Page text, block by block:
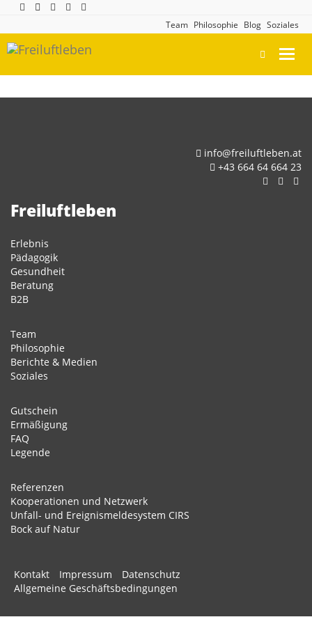
Soziales
Blog
Philosophie
Team
info@freiluftleben.at
+43 664 64 664 23
Freiluftleben
Erlebnis
Pädagogik
Gesundheit
Beratung
B2B
Team
Philosophie
Berichte & Medien
Soziales
Gutschein
Ermäßigung
FAQ
Legende
Referenzen
Kooperationen und Netzwerk
Unfall- und Ereignismeldesystem CIRS
Bock auf Natur
Kontakt Impressum
Datenschutz
Allgemeine Geschäftsbedingungen